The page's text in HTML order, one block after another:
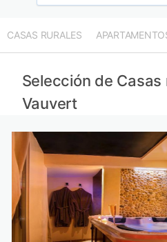
CASAS RURALES
Selección de Casas
Vauvert